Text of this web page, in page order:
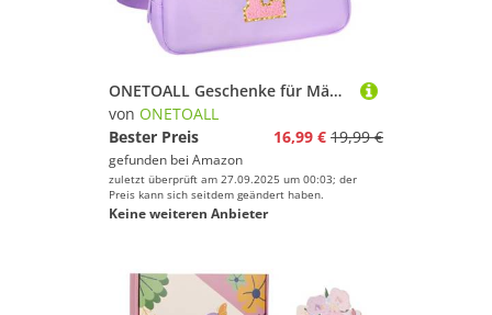
ONETOALL Geschenke für Mädchen 10 11 12 Jahre, Bauchtasche Kinder mit Buchstaben, Verstellbare Sling Bag Damen, Teenager Personalisierte Geschenkidee für Geburtstag Kindertag
von ONETOALL
Bester Preis
16,99 € 19,99 €
gefunden bei Amazon
zuletzt überprüft am 27.09.2025 um 00:03; der
Preis kann sich seitdem geändert haben.
Keine weiteren Anbieter